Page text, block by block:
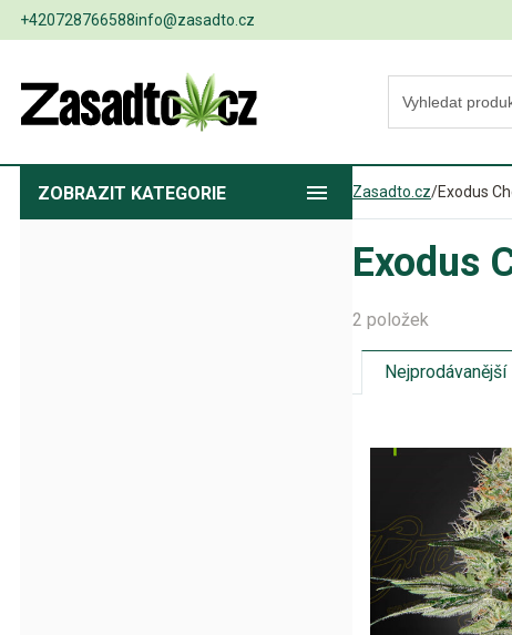
+420728766588info@zasadto.cz
ZOBRAZIT KATEGORIE Zasadto.cz/Exodus
Exodus
2 položek
Nejprodávanější